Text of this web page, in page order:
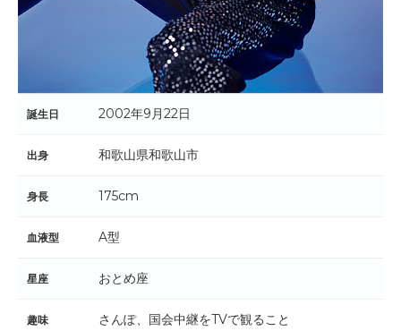
誕生日 2002年9月22日
出身 和歌山県和歌山市
身長 175cm
血液型 A型
星座 おとめ座
趣味 さんぽ、国会中継をTVで観ること